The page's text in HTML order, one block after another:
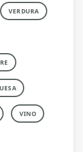
VERDURA
VINO